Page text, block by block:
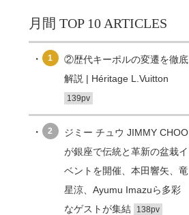
月間 TOP 10 ARTICLES
1
②歴代キーポルの変遷を徹底
解説 | Héritage L.Vuitton
139pv
2
ジミー チュウ JIMMY CHOO
が銀座で伝統と革新の盆栽イ
ベントを開催、本田響矢、竜
星涼、Ayumu Imazuら多彩
なゲストが集結
138pv